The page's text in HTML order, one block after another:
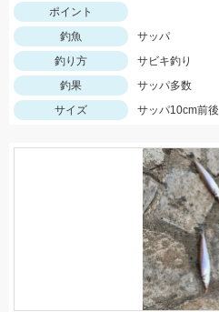
ポイント
釣魚
サッパ
釣り方
サビキ釣り
釣果
サッパ多数
サイズ
サッパ10cm前後